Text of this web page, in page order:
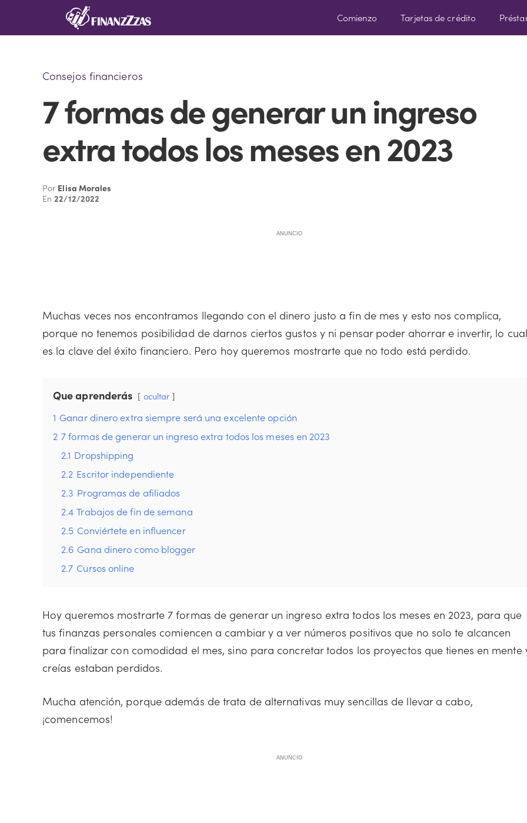
Comienzo Tarjetas de crédito
Consejos financieros
7 formas de generar un ingreso
extra todos los meses en 2023
Por Elisa Morales
En22/12/2022
ANUNCIO
Muchas veces nos encontramos llegando con el dinero justo a fin de mes y esto nos complica,
porque no tenemos posibilidad de darnos ciertos gustos y ni pensar poder ahorrar e invertir, lo
es la clave del éxito financiero. Pero hoy queremos mostrarte que no todo está perdido.
Que aprenderás ocultar
1 Ganar dinero extra siempre será una excelente opción
2 7 formas de generar un ingreso extra todos los meses en 2023
2.1 Dropshipping
2.2 Escritor independiente
2.3 Programas de afiliados
2.4 Trabajos de fin de semana
2.5 Conviértete en influencer
2.6 Gana dinero como blogger
2.7 Cursos online
Hoy queremos mostrarte 7 formas de generar un ingreso extra todos los meses en 2023, para que
tus finanzas personales comiencen a cambiar y a ver números positivos que no solo te alcancen
para finalizar con comodidad el mes, sino para concretar todos los proyectos que tienes en mente
creías estaban perdidos.
Mucha atención, porque además de trata de alternativas muy sencillas de llevar a cabo,
¡comencemos!
ANUNCIO